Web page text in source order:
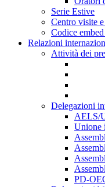
Serie Estive
Centro visite
Codice
Relazioni
Attività dei
Delegazioni
AELS/
Unione
PD-